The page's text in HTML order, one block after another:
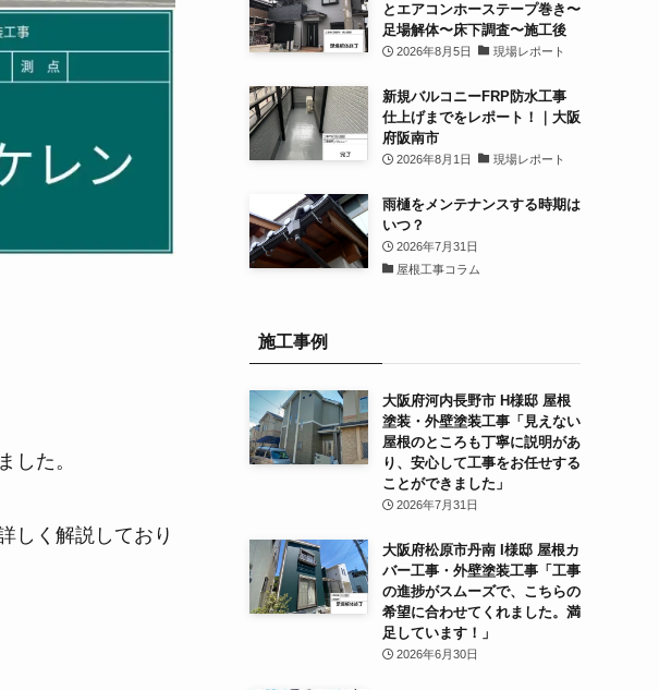
した。
しく解説しており
とエアコンホーステープ巻き〜
足場解体〜床下調査〜施工後
2026年8月5日 現場レポート
新規バルコニーFRP防水工事
仕上げまでをレポート！｜大阪
府阪南市
2026年8月1日 現場レポート
雨樋をメンテナンスする時期は
いつ？
2026年7月31日
屋根工事コラム
施工事例
大阪府河内長野市 H様邸 屋根
塗装・外壁塗装工事「見えない
屋根のところも丁寧に説明があ
り、安心して工事をお任せする
ことができました」
2026年7月31日
大阪府松原市丹南 I様邸 屋根カ
バー工事・外壁塗装工事「工事
の進捗がスムーズで、こちらの
希望に合わせてくれました。満
足しています！」
2026年6月30日